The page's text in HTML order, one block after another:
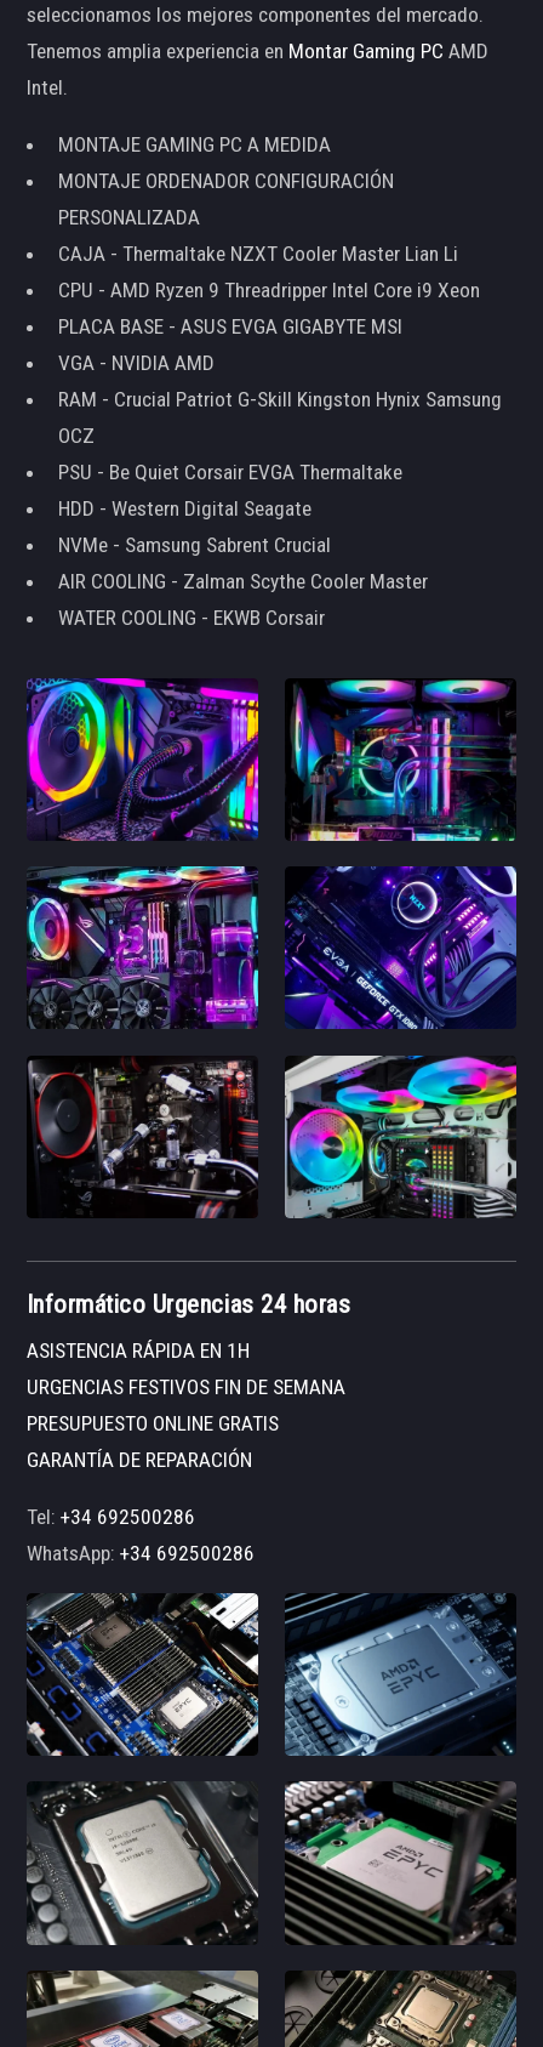
seleccionamos los mejores componentes del mercado.
Tenemos amplia experiencia en Montar Gaming PC AMD
Intel.
MONTAJE GAMING PC A MEDIDA
MONTAJE ORDENADOR CONFIGURACIÓN
PERSONALIZADA
CAJA - Thermaltake NZXT Cooler Master Lian Li
CPU - AMD Ryzen 9 Threadripper Intel Core i9 Xeon
PLACA BASE - ASUS EVGA GIGABYTE MSI
VGA - NVIDIA AMD
RAM - Crucial Patriot G-Skill Kingston Hynix Samsung
OCZ
PSU - Be Quiet Corsair EVGA Thermaltake
HDD - Western Digital Seagate
NVMe - Samsung Sabrent Crucial
AIR COOLING - Zalman Scythe Cooler Master
WATER COOLING - EKWB Corsair
Informático Urgencias 24 horas
ASISTENCIA RÁPIDA EN 1H
URGENCIAS FESTIVOS FIN DE SEMANA
PRESUPUESTO ONLINE GRATIS
GARANTÍA DE REPARACIÓN
Tel:+34 692500286
WhatsApp:+34 692500286